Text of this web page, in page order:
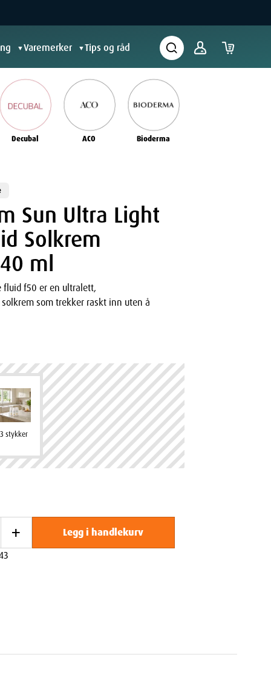
▼Varemerker ▼Tips og råd
Decubal ACO Bioderma
Sun Ultra Light
Solkrem
ml
fluid f50 er en ultralett,
som trekker raskt inn uten å
3 stykker
+
Legg i handlekurv